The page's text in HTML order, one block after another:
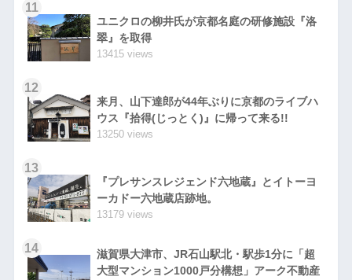
11
ユニクロの柳井氏が京都名庭の研修施設『洛
翠』を取得
13415 views
12
来月、山下達郎が44年ぶりに京都のライブハ
ウス『拾得(じっとく)』に帰って来る!!
13250 views
13
『プレサンスレジェンド六地蔵』とイトーヨ
ーカドー六地蔵店跡地。
13179 views
14
滋賀県大津市、JR石山駅北・駅歩1分に「超
大型マンション1000戸分構想」アーク不動産